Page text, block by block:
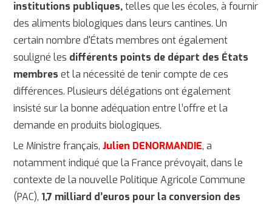
institutions publiques,telles que les écoles, à fournir
des aliments biologiques dans leurs cantines. Un
certain nombre d'États membres ont également
souligné les différents points de départ des États
membres et la nécessité de tenir compte de ces
différences. Plusieurs délégations ont également
insisté sur la bonne adéquation entre l’offre et la
demande en produits biologiques.
Le Ministre français,Julien DENORMANDIE, a
notamment indiqué que la France prévoyait, dans le
contexte de la nouvelle Politique Agricole Commune
(PAC), 1,7 milliard d’euros pour la conversion des